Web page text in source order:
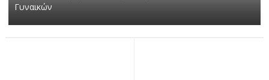
Γυναικών